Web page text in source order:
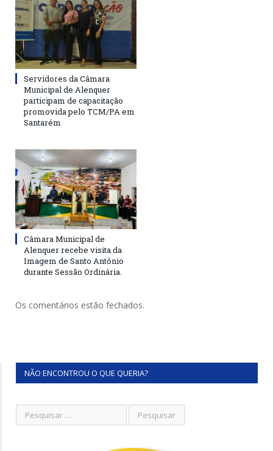
Servidores da Câmara
Municipal de Alenquer
participam de capacitação
promovida pelo TCM/PA em
Santarém
Câmara Municipal de
Alenquer recebe visita da
Imagem de Santo Antônio
durante Sessão Ordinária.
Os comentários estão fechados.
NÃO ENCONTROU O QUE QUERIA?